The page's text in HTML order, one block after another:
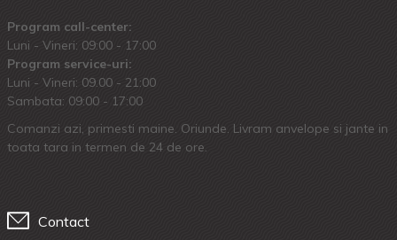
Program call-center:
Luni - Vineri: 09:00 - 17:00
Program service-uri:
Luni - Vineri: 09.00 - 21:00
Sambata: 09:00 - 17:00
Comanzi azi, primesti maine. Oriunde. Livram anvelope si jante in
toata tara in termen de 24 de ore.
Contact